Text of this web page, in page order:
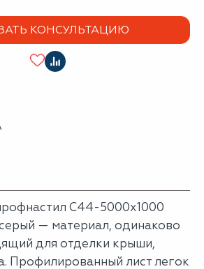
КОНСУЛЬТАЦИЮ
С44-5000х1000
— материал, одинаково
для отделки крыши,
Профилированный лист легок